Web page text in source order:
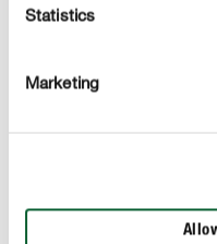
Statistics
Marketing
waar deze ziekten zich
de Aziatische
verspreiden. Helaas
door de
BESTRIJDING